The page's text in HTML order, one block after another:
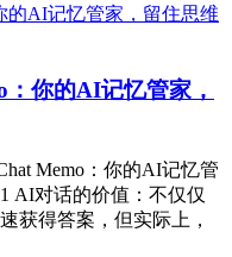
你的AI记忆管家，
Memo：你的AI记忆管
AI对话的价值：不仅仅
获得答案，但实际上，